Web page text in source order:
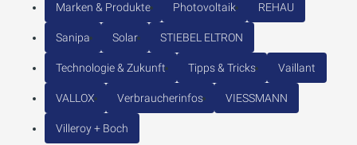
Marken & Produkte Photovoltaik REHAU
Sanipa Solar STIEBEL ELTRON
Technologie & Zukunft Tipps & Tricks Vaillant
VALLOX Verbraucherinfos VIESSMANN
Villeroy + Boch